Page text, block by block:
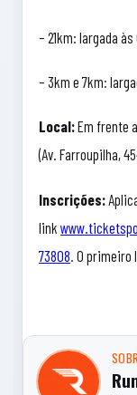
– 21km: largada
– 3km e 7km:
Local:Em frente
(Av. Farroupilha,
Inscrições:
link
73808 . O primeiro